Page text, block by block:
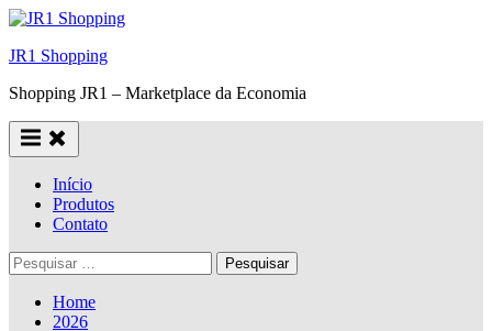
Skip
content
JR1 Shopping
Shopping JR1 – Marketplace da Economia
Início
Produtos
Contato
Pesquisar
por:
Home
2026